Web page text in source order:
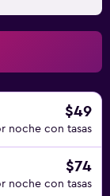
$49
noche con tasas
$74
noche con tasas